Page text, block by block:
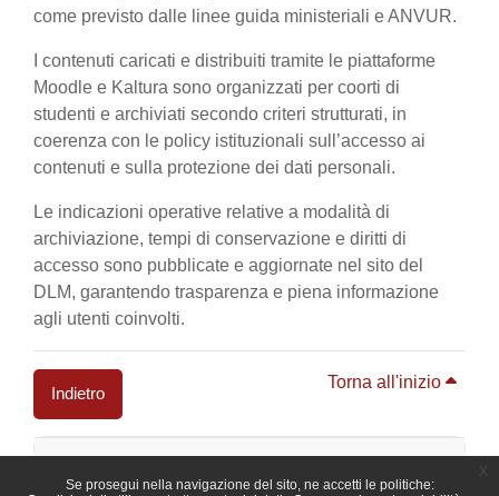
Se prosegui nella navigazione del sito, ne accetti le politiche:
come previsto dalle linee guida ministeriali e ANVUR.
I contenuti caricati e distribuiti tramite le piattaforme
Moodle e Kaltura sono organizzati per coorti di
studenti e archiviati secondo criteri strutturati, in
coerenza con le policy istituzionali sull’accesso ai
contenuti e sulla protezione dei dati personali.
Le indicazioni operative relative a modalità di
archiviazione, tempi di conservazione e diritti di
accesso sono pubblicate e aggiornate nel sito del
DLM, garantendo trasparenza e piena informazione
agli utenti coinvolti.
Indietro
Torna all'inizio
Blocchi